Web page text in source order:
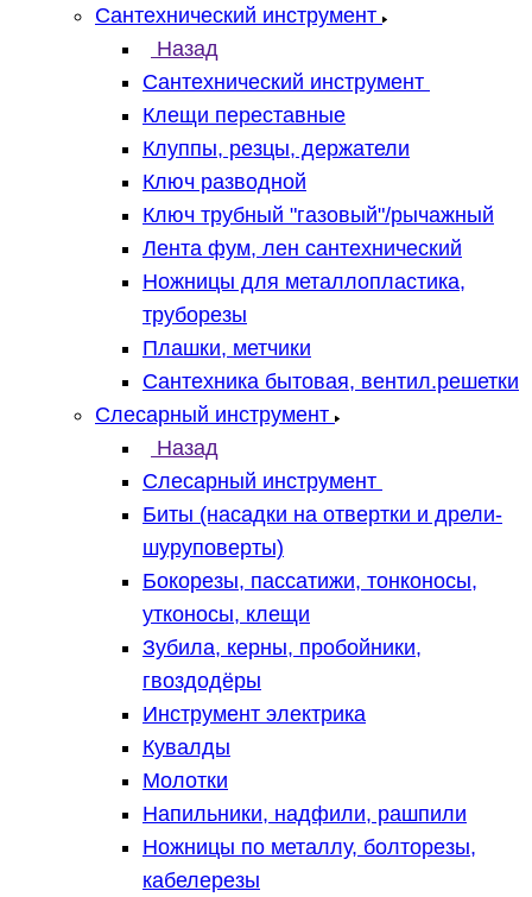
Сантехнический инструмент
Назад
Сантехнический инструмент
Клещи переставные
Клуппы, резцы, держатели
Ключ разводной
Ключ трубный "газовый"/рычажный
Лента фум, лен сантехнический
Ножницы для металлопластика,
труборезы
Плашки, метчики
Сантехника бытовая, вентил.решетки
Слесарный инструмент
Назад
Слесарный инструмент
Биты (насадки на отвертки и дрели-
шуруповерты)
Бокорезы, пассатижи, тонконосы,
утконосы, клещи
Зубила, керны, пробойники,
гвоздодёры
Инструмент электрика
Кувалды
Молотки
Напильники, надфили, рашпили
Ножницы по металлу, болторезы,
кабелерезы